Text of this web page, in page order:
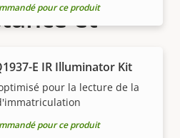
pour ce produit
E IR Illuminator Kit
pour la lecture de la
pour ce produit
et
sur les produits Axis, le
d'un expert ?